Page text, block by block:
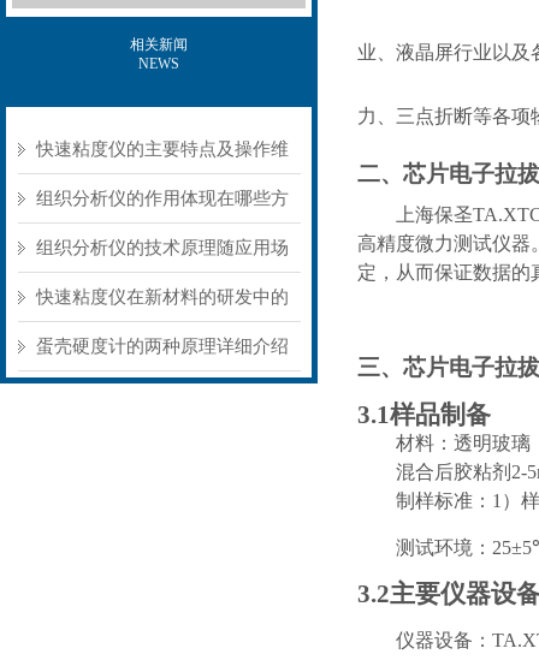
相关新闻
NEWS
快速粘度仪的主要特点及操作维
护方式
组织分析仪的作用体现在哪些方
面？
组织分析仪的技术原理随应用场
景不同存在明显差异
快速粘度仪在新材料的研发中的
应用
蛋壳硬度计的两种原理详细介绍
业、液晶屏行业以及
力、三点折断等各项
二、 芯片电子拉
上海保圣
高精度微力测试仪器
定，从⽽保证数据的
三、 芯片电子拉
3.1样品制备
材料：透明玻璃
混合后胶粘剂 2-
制样标准： 1 ）
测试环境： 25±5
3.2主要仪器设
仪器设备：